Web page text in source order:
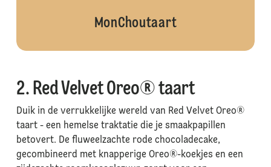
MonChoutaart
2. Red Velvet Oreo® taart
Duik in de verrukkelijke wereld van Red Velvet Oreo®
taart - een hemelse traktatie die je smaakpapillen
betovert. De fluweelzachte rode chocoladecake,
gecombineerd met knapperige Oreo®-koekjes en een